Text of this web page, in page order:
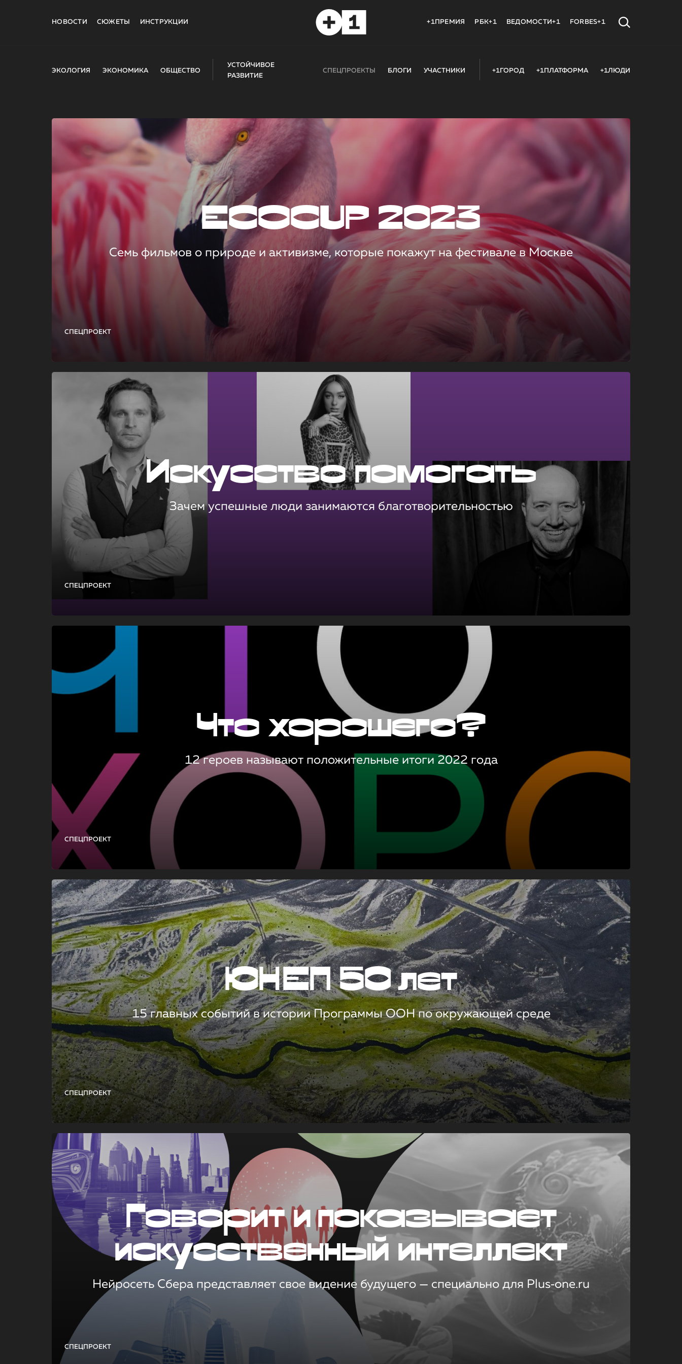
НОВОСТИ СЮЖЕТЫ ИНСТРУКЦИИ +1ПРЕМИЯ РБК+1 ВЕДОМОСТИ+1 FORBES+1
ЭКОЛОГИЯ ЭКОНОМИКА ОБЩЕСТВО
УСТОЙЧИВОЕ
РАЗВИТИЕ
СПЕЦПРОЕКТЫ БЛОГИ УЧАСТНИКИ +1ГОРОД +1ПЛАТФОРМА +1ЛЮДИ
СПЕЦПРОЕКТ
ECOCUP 2023
Семь фильмов о природе и активизме, которые покажут на фестивале в Москве
СПЕЦПРОЕКТ
Искусство помогать
Зачем успешные люди занимаются благотворительностью
СПЕЦПРОЕКТ
Что хорошего?
12 героев называют положительные итоги 2022 года
СПЕЦПРОЕКТ
ЮНЕП 50 лет
15 главных событий в истории Программы ООН по окружающей среде
СПЕЦПРОЕКТ
Говорит и показывает
искусственный интеллект
Нейросеть Сбера представляет свое видение будущего — специально для Plus‑one.ru